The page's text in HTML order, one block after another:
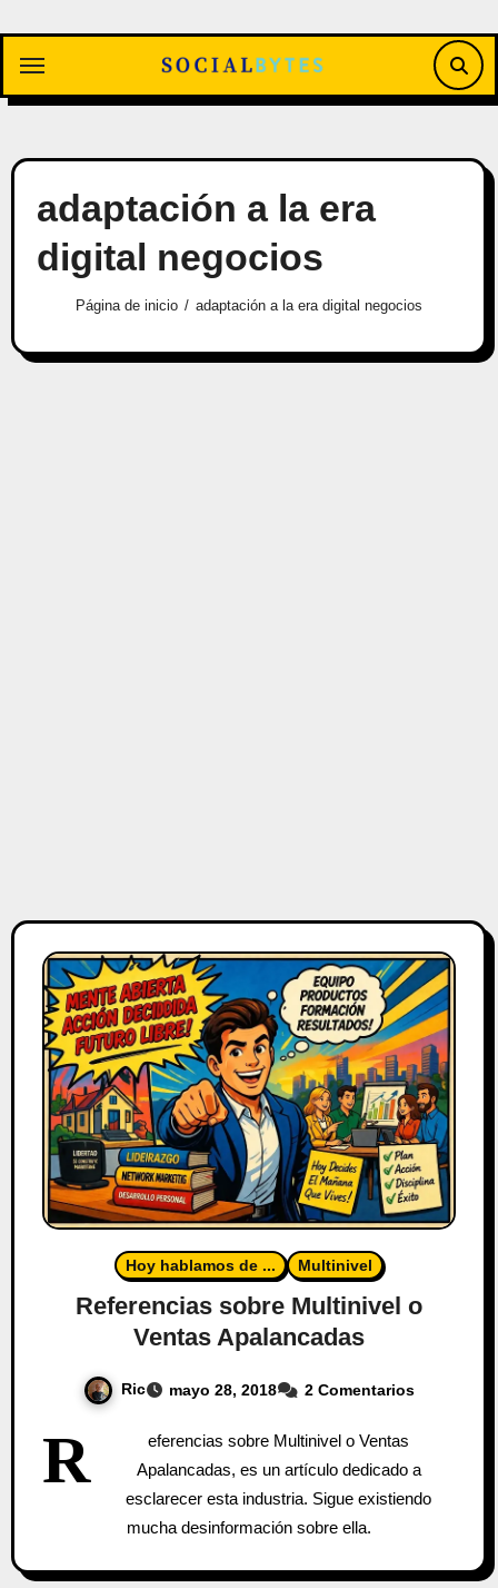
contenido
adaptación a la era
digital negocios
Página de inicio adaptación a la era digital negocios
Hoy hablamos de ... Multinivel
Referencias sobre Multinivel o
Ventas Apalancadas
Ric mayo 28, 2018 2 Comentarios
R
eferencias sobre Multinivel o Ventas
Apalancadas, es un artículo dedicado a
esclarecer esta industria. Sigue existiendo
mucha desinformación sobre ella.